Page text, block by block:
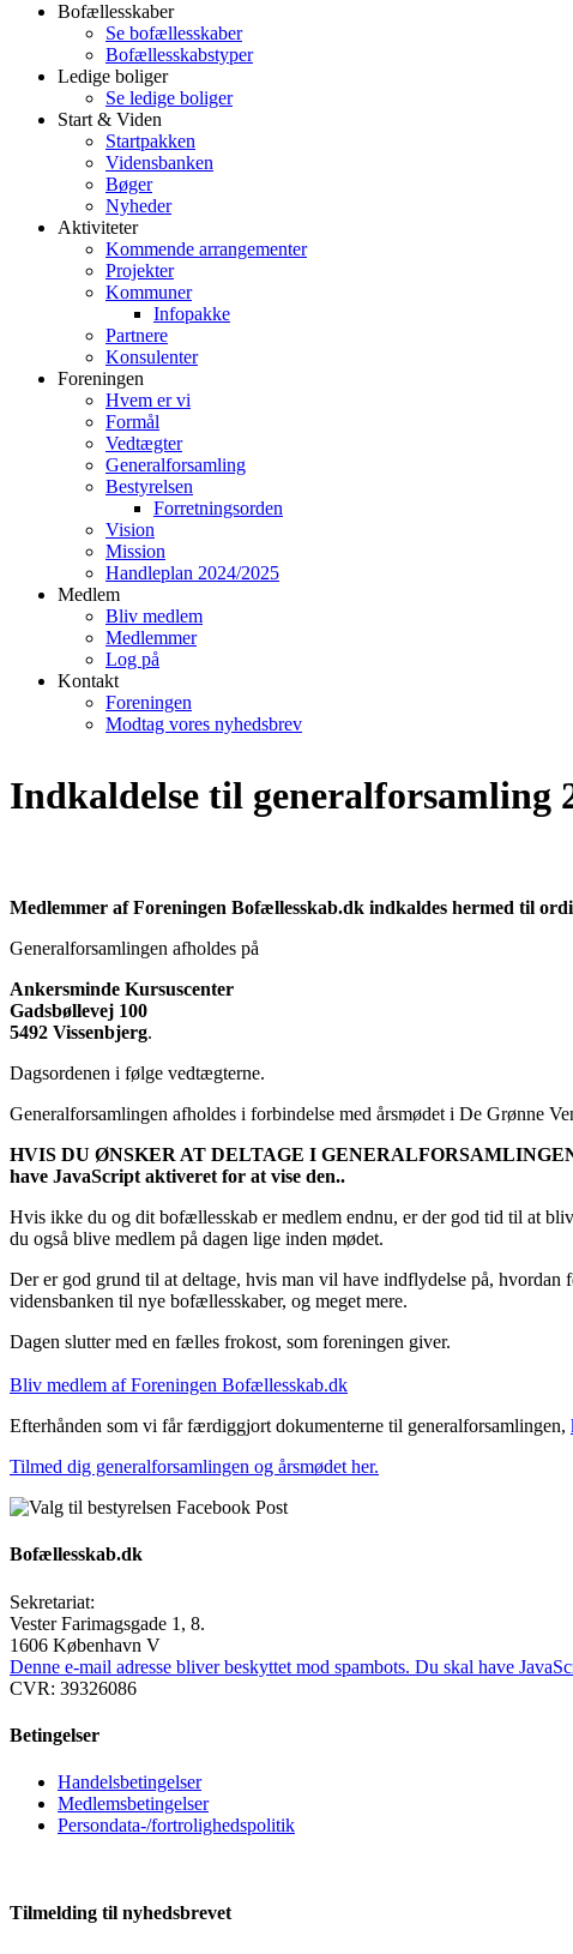
Bofællesskaber
Se bofællesskaber
Bofællesskabstyper
Ledige boliger
Se ledige boliger
Start & Viden
Startpakken
Vidensbanken
Bøger
Nyheder
Aktiviteter
Kommende arrangementer
Projekter
Kommuner
Infopakke
Partnere
Konsulenter
Foreningen
Hvem er vi
Formål
Vedtægter
Generalforsamling
Bestyrelsen
Forretningsorden
Vision
Mission
Handleplan 2024/2025
Medlem
Bliv medlem
Medlemmer
Log på
Kontakt
Foreningen
Modtag vores nyhedsbrev
Indkaldelse til generalforsamling
Medlemmer af Foreningen Bofællesskab.dk indkaldes hermed til
Generalforsamlingen afholdes på
Ankersminde Kursuscenter
Gadsbøllevej 100
5492 Vissenbjerg.
Dagsordenen i følge vedtægterne.
Generalforsamlingen afholdes i forbindelse med årsmødet i De Grønne
HVIS DU ØNSKER AT DELTAGE I
have JavaScript aktiveret for at vise den..
Hvis ikke du og dit bofællesskab er medlem endnu, er der god tid til at
du også blive medlem på dagen lige inden mødet.
Der er god grund til at deltage, hvis man vil have indflydelse på,
vidensbanken til nye bofællesskaber, og meget mere.
Dagen slutter med en fælles frokost, som foreningen giver.
Bliv medlem af Foreningen Bofællesskab.dk
Efterhånden som vi får færdiggjort dokumenterne til generalforsamlingen,
Tilmed dig generalforsamlingen og årsmødet her.
Bofællesskab.dk
Sekretariat:
Vester Farimagsgade 1, 8.
1606 København V
Denne e-mail adresse bliver beskyttet mod spambots. Du skal have
CVR: 39326086
Betingelser
Handelsbetingelser
Medlemsbetingelser
Persondata-/fortrolighedspolitik
Tilmelding til nyhedsbrevet